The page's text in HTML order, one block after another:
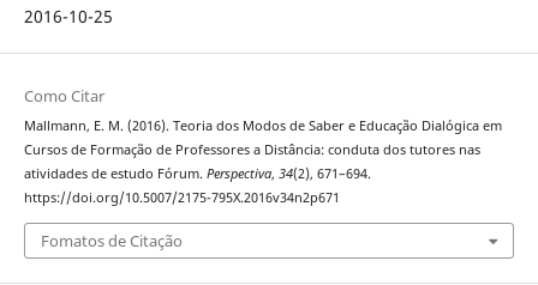
2016-10-25
Como Citar
Mallmann, E. M. (2016). Teoria dos Modos de Saber e Educação Dialógica em
Cursos de Formação de Professores a Distância: conduta dos tutores nas
atividades de estudo Fórum. Perspectiva, 34(2), 671–694.
https://doi.org/10.5007/2175-795X.2016v34n2p671
Fomatos de Citação